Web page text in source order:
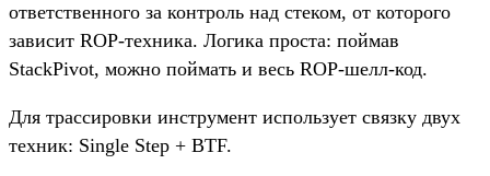
ответственного за контроль над стеком, от которого
зависит ROP-техника. Логика проста: поймав
StackPivot, можно поймать и весь ROP-шелл-код.
Для трассировки инструмент использует связку двух
техник: Single Step + BTF.